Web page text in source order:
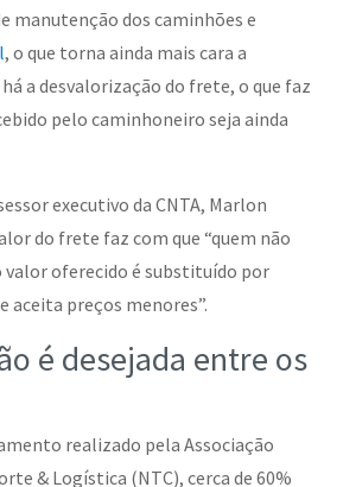
manutenção dos caminhões e
, o que torna ainda mais cara a
a desvalorização do frete, o que faz
pelo caminhoneiro seja ainda
executivo da CNTA, Marlon
do frete faz com que “quem não
valor oferecido é substituído por
aceita preços menores”.
é desejada entre os
realizado pela Associação
& Logística (NTC), cerca de 60%